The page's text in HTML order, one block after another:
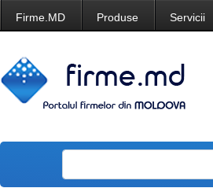
Firme.MD Produse Servicii